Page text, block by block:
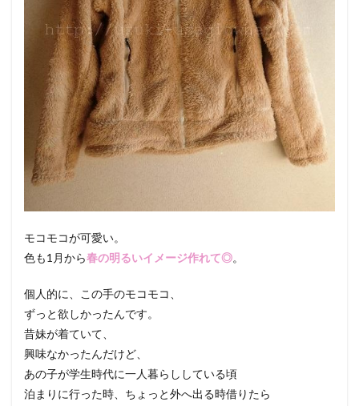
モコモコが可愛い。
色も1月から春の明るいイメージ作れて◎。
個人的に、この手のモコモコ、
ずっと欲しかったんです。
昔妹が着ていて、
興味なかったんだけど、
あの子が学生時代に一人暮らししている頃
泊まりに行った時、ちょっと外へ出る時借りたら